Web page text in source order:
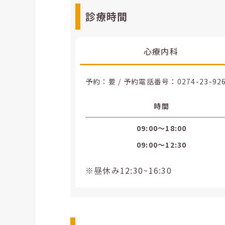
診療時間
心療内科
予約：要 / 予約電話番号： 0274-23-
時間
09:00〜18:00
09:00〜12:30
※昼休み12:30~16:30